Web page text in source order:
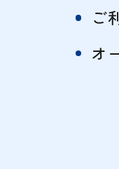
ご
オサ